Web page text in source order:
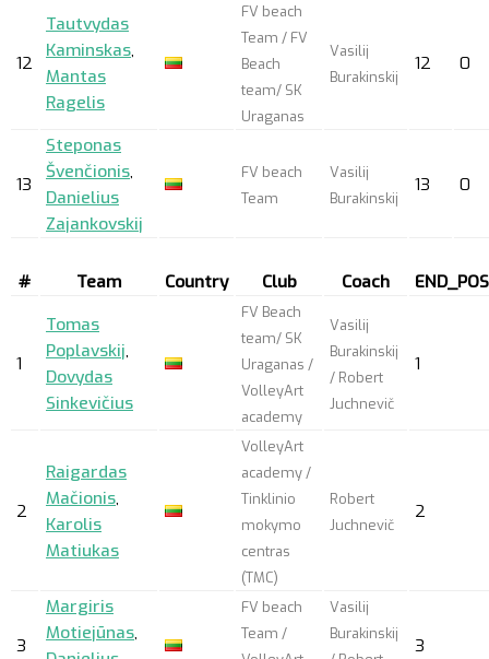
12
Tautvydas
Kaminskas,
Mantas
Ragelis
FV beach
Team / FV
Beach
team/ SK
Uraganas
Vasilij
Burakinskij
12 0
13
Steponas
Švenčionis,
Danielius
Zajankovskij
FV beach
Team
Vasilij
Burakinskij
13 0
# Team Country Club Coach
1
Tomas
Poplavskij,
Dovydas
Sinkevičius
FV Beach
team/ SK
Uraganas /
VolleyArt
academy
Vasilij
Burakinskij
/ Robert
Juchnevič
1
2
Raigardas
Mačionis,
Karolis
Matiukas
VolleyArt
academy /
Tinklinio
mokymo
centras
(TMC)
Robert
Juchnevič
2
3
Margiris
Motiejūnas,
FV beach
Team /
Vasilij
Burakinskij
3